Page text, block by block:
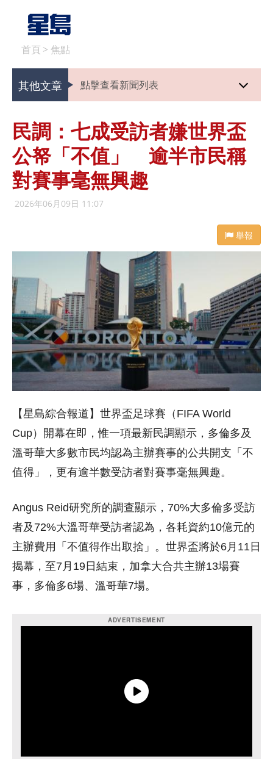
首頁 > 焦點
其他文章 點擊查看新聞列表
民調：七成受訪者嫌世界盃
公帑「不值」 逾半市民稱
對賽事毫無興趣
2026年06月09日 11:07
舉報
【星島綜合報道】世界盃足球賽（FIFA World
Cup）開幕在即，惟一項最新民調顯示，多倫多及
溫哥華大多數市民均認為主辦賽事的公共開支「不
值得」，更有逾半數受訪者對賽事毫無興趣。
Angus Reid研究所的調查顯示，70%大多倫多受訪
者及72%大溫哥華受訪者認為，各耗資約10億元的
主辦費用「不值得作出取捨」。世界盃將於6月11日
揭幕，至7月19日結束，加拿大合共主辦13場賽
事，多倫多6場、溫哥華7場。